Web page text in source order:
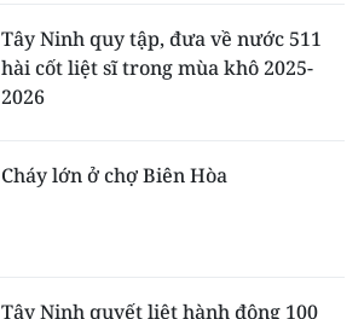
Tây Ninh quy tập, đưa về nước 511
hài cốt liệt sĩ trong mùa khô 2025-
2026
Cháy lớn ở chợ Biên Hòa
Tây Ninh quyết liệt hành động 100